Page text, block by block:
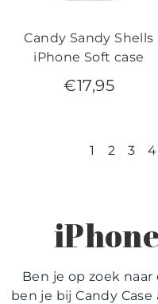
Candy Sandy Shells
iPhone Soft case
€17,95
1 2 3 4
Ben je op zoek naar
ben je bij Candy